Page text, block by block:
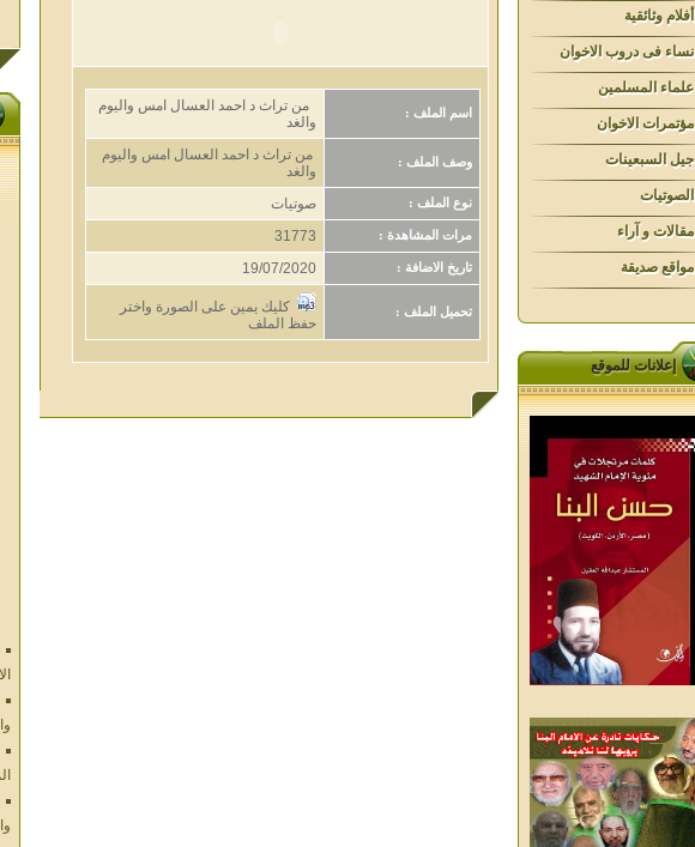
أفلام وثائقية
نساء فى دروب الاخوان
علماء المسلمين
مؤتمرات الاخوان
جيل السبعينات
الصوتيات
مقالات و آراء
مواقع صديقة
إعلانات للموقع
اسم الملف :
من تراث د احمد العسال امس واليوم
والغد
وصف الملف :
من تراث د احمد العسال امس واليوم
والغد
نوع الملف : صوتيات
مرات المشاهدة : 31773
تاريخ الاضافة : 19/07/2020
تحميل الملف :
كليك يمين على الصورة واختر
حفظ الملف